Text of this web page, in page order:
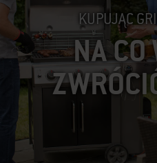
KUPUJĄC
NA CO